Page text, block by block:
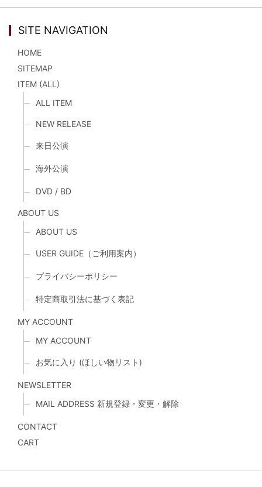
SITE NAVIGATION
HOME
SITEMAP
ITEM (ALL)
ALL ITEM
NEW RELEASE
来日公演
海外公演
DVD / BD
ABOUT US
ABOUT US
USER GUIDE（ご利用案内）
プライバシーポリシー
特定商取引法に基づく表記
MY ACCOUNT
MY ACCOUNT
お気に入り (ほしい物リスト)
NEWSLETTER
MAIL ADDRESS 新規登録・変更・解除
CONTACT
CART